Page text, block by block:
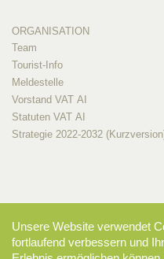
ORGANISATION
Team
Tourist-Info
Meldestelle
Vorstand VAT AI
Statuten VAT AI
Strategie 2022-2032
Unsere Website verwendet
fortlaufend verbessern und